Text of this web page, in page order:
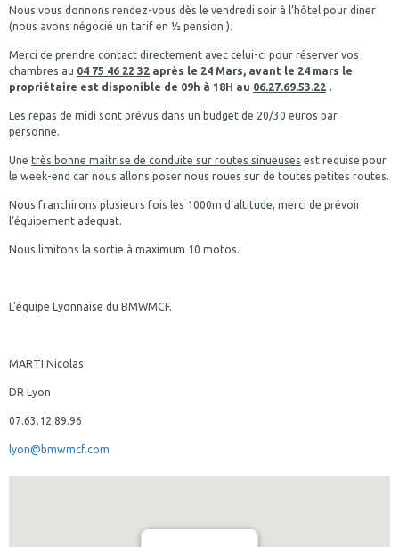
Nous vous donnons rendez-vous dès le vendredi soir à l’hôtel pour diner
(nous avons négocié un tarif en ½ pension ).
Merci de prendre contact directement avec celui-ci pour réserver vos
chambres au 04 75 46 22 32 après le 24 Mars, avant le 24 mars le
propriétaire est disponible de 09h à 18H au 06.27.69.53.22 .
Les repas de midi sont prévus dans un budget de 20/30 euros par
personne.
Une très bonne maitrise de conduite sur routes sinueuses est requise pour
le week-end car nous allons poser nous roues sur de toutes petites routes.
Nous franchirons plusieurs fois les 1000m d’altitude, merci de prévoir
l’équipement adequat.
Nous limitons la sortie à maximum 10 motos.
L’équipe Lyonnaise du BMWMCF.
MARTI Nicolas
DR Lyon
07.63.12.89.96
lyon@bmwmcf.com